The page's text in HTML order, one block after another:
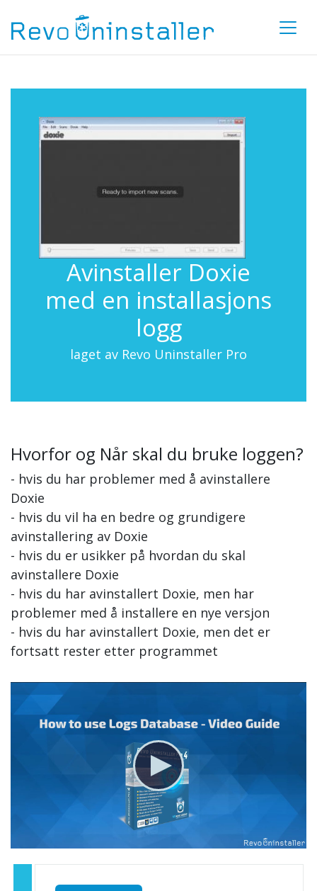
Avinstaller Doxie
med en installasjons
logg
laget av Revo Uninstaller Pro
Hvorfor og Når skal du bruke loggen?
- hvis du har problemer med å avinstallere
Doxie
- hvis du vil ha en bedre og grundigere
avinstallering av Doxie
- hvis du er usikker på hvordan du skal
avinstallere Doxie
- hvis du har avinstallert Doxie, men har
problemer med å installere en nye versjon
- hvis du har avinstallert Doxie, men det er
fortsatt rester etter programmet